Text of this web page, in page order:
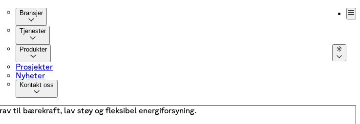
Bransjer
Tjenester
Produkter
Prosjekter
Nyheter
Kontakt oss
Velg
til bærekraft, lav støy og fleksibel energiforsyning.